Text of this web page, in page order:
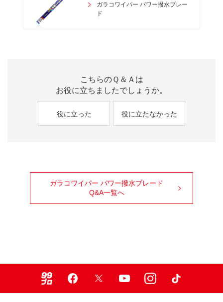
ガラコワイパー パワー撥水ブレー
ド
こちらのＱ＆Ａは
お役に立ちましたでしょうか。
役に立った 役に立たなかった
ガラコワイパー パワー撥水ブレード
Q&A一覧へ